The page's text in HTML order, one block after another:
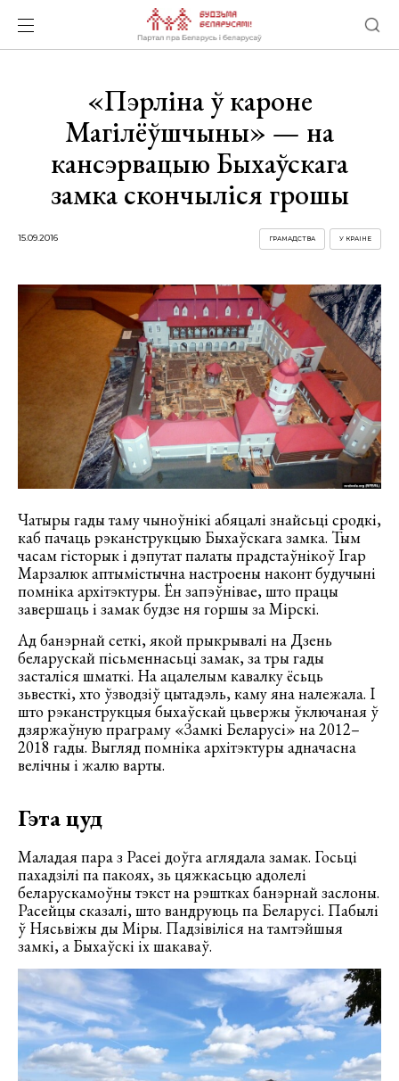
«Пэрліна ў кароне
Магілёўшчыны» — на
кансэрвацыю Быхаўскага
замка скончыліся грошы
15.09.2016 У КРАІНЕ
ГРАМАДСТВА
Чатыры гады таму чыноўнікі абяцалі знайсьці сродкі,
каб пачаць рэканструкцыю Быхаўскага замка. Тым
часам гісторык і дэпутат палаты прадстаўнікоў Ігар
Марзалюк аптымістычна настроены наконт будучыні
помніка архітэктуры. Ён запэўнівае, што працы
завершаць і замак будзе ня горшы за Мірскі.
Ад банэрнай сеткі, якой прыкрывалі на Дзень
беларускай пісьменнасьці замак, за тры гады
засталіся шматкі. На ацалелым кавалку ёсьць
зьвесткі, хто ўзводзіў цытадэль, каму яна належала. І
што рэканструкцыя быхаўскай цьвержы ўключаная ў
дзяржаўную праграму «Замкі Беларусі» на 2012–
2018 гады. Выгляд помніка архітэктуры адначасна
велічны і жалю варты.
Гэта цуд
Маладая пара з Расеі доўга аглядала замак. Госьці
пахадзілі па пакоях, зь цяжкасьцю адолелі
беларускамоўны тэкст на рэштках банэрнай заслоны.
Расейцы сказалі, што вандруюць па Беларусі. Пабылі
ў Нясьвіжы ды Міры. Падзівіліся на тамтэйшыя
замкі, а Быхаўскі іх шакаваў.